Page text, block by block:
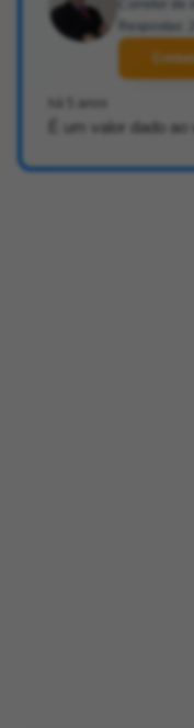
Respostas:
há 5 anos
É um valor dado